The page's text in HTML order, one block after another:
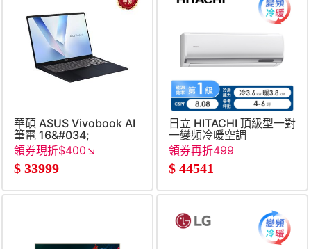
華碩 ASUS Vivobook AI
筆電 16&#034;
(Snapdragon X X1 26
100&#47;16G&#47;1T&#47;UMA&#47;W11)
藍
領券現折$400↘
$ 33999
日立 HITACHI 頂級型一對
一變頻冷暖空調
領券再折499
$ 44541